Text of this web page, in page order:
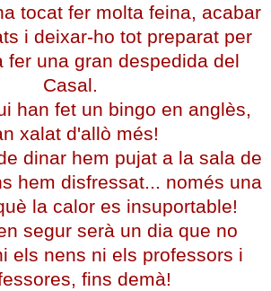
tocat fer molta feina, acabar
i deixar-ho tot preparat per
fer una gran despedida del
Casal.
han fet un bingo en anglès,
xalat d'allò més!
dinar hem pujat a la sala de
hem disfressat... només una
la calor es insuportable!
segur serà un dia que no
els nens ni els professors i
fins demà!